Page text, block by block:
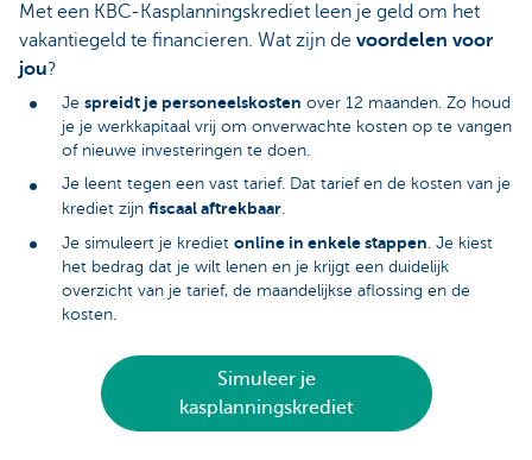
Met een KBC-Kasplanningskrediet leen je geld om het
vakantiegeld te financieren. Wat zijn de voordelen voor
jou?
Je spreidt je personeelskosten over 12 maanden. Zo houd
je je werkkapitaal vrij om onverwachte kosten op te vangen
of nieuwe investeringen te doen.
Je leent tegen een vast tarief. Dat tarief en de kosten van je
krediet zijn fiscaal aftrekbaar.
Je simuleert je krediet online in enkele stappen. Je kiest
het bedrag dat je wilt lenen en je krijgt een duidelijk
overzicht van je tarief, de maandelijkse aflossing en de
kosten.
Simuleer je
kasplanningskrediet